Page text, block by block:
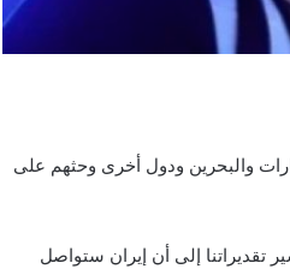
والبحرين ودول أخرى وحثهم على
تقديراتنا إلى أن إيران ستواصل